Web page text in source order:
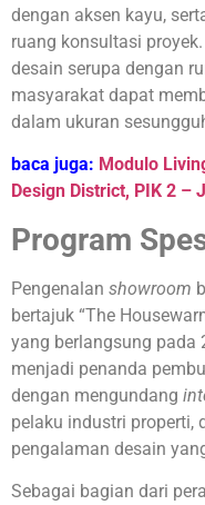
dengan aksen kayu,
ruang konsultasi
desain serupa dengan
masyarakat dapat
dalam ukuran
baca juga: Modulo
Design District, PIK 2 –
Program
Pengenalan showroom
bertajuk “The
yang berlangsung pada
menjadi penanda
dengan mengundang
pelaku industri properti,
pengalaman desain
Sebagai bagian dari